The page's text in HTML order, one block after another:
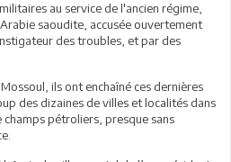
au service de l'ancien régime,
saoudite, accusée ouvertement
des troubles, et par des
ils ont enchaîné ces dernières
des dizaines de villes et localités dans
pétroliers, presque sans